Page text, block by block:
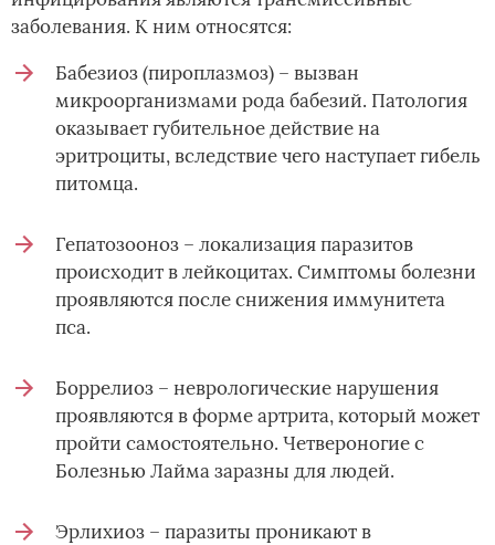
заболевания. К ним относятся:
Бабезиоз (пироплазмоз) – вызван
микроорганизмами рода бабезий. Патология
оказывает губительное действие на
эритроциты, вследствие чего наступает гибель
питомца.
Гепатозооноз – локализация паразитов
происходит в лейкоцитах. Симптомы болезни
проявляются после снижения иммунитета
пса.
Боррелиоз – неврологические нарушения
проявляются в форме артрита, который может
пройти самостоятельно. Четвероногие с
Болезнью Лайма заразны для людей.
Эрлихиоз – паразиты проникают в